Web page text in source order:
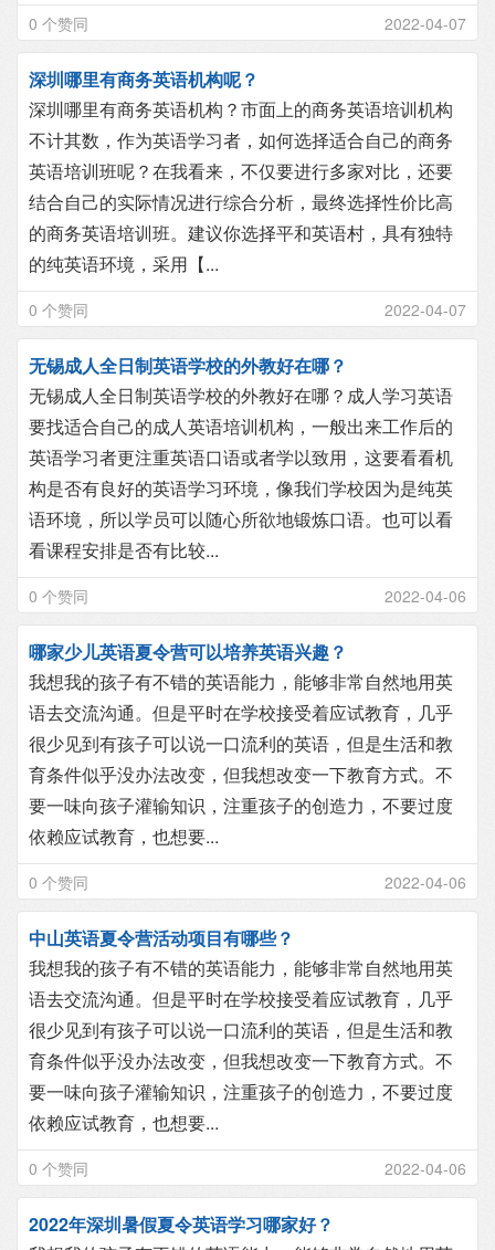
0 个赞同 2022-04-07
深圳哪里有商务英语机构呢？
深圳哪里有商务英语机构？市面上的商务英语培训机构
不计其数，作为英语学习者，如何选择适合自己的商务
英语培训班呢？在我看来，不仅要进行多家对比，还要
结合自己的实际情况进行综合分析，最终选择性价比高
的商务英语培训班。建议你选择平和英语村，具有独特
的纯英语环境，采用【...
0 个赞同 2022-04-07
无锡成人全日制英语学校的外教好在哪？
无锡成人全日制英语学校的外教好在哪？成人学习英语
要找适合自己的成人英语培训机构，一般出来工作后的
英语学习者更注重英语口语或者学以致用，这要看看机
构是否有良好的英语学习环境，像我们学校因为是纯英
语环境，所以学员可以随心所欲地锻炼口语。也可以看
看课程安排是否有比较...
0 个赞同 2022-04-06
哪家少儿英语夏令营可以培养英语兴趣？
我想我的孩子有不错的英语能力，能够非常自然地用英
语去交流沟通。但是平时在学校接受着应试教育，几乎
很少见到有孩子可以说一口流利的英语，但是生活和教
育条件似乎没办法改变，但我想改变一下教育方式。不
要一味向孩子灌输知识，注重孩子的创造力，不要过度
依赖应试教育，也想要...
0 个赞同 2022-04-06
中山英语夏令营活动项目有哪些？
我想我的孩子有不错的英语能力，能够非常自然地用英
语去交流沟通。但是平时在学校接受着应试教育，几乎
很少见到有孩子可以说一口流利的英语，但是生活和教
育条件似乎没办法改变，但我想改变一下教育方式。不
要一味向孩子灌输知识，注重孩子的创造力，不要过度
依赖应试教育，也想要...
0 个赞同 2022-04-06
2022年深圳暑假夏令英语学习哪家好？